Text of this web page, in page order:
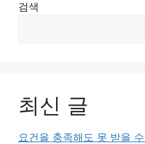
검색
최신 글
요건을 충족해도 못 받을